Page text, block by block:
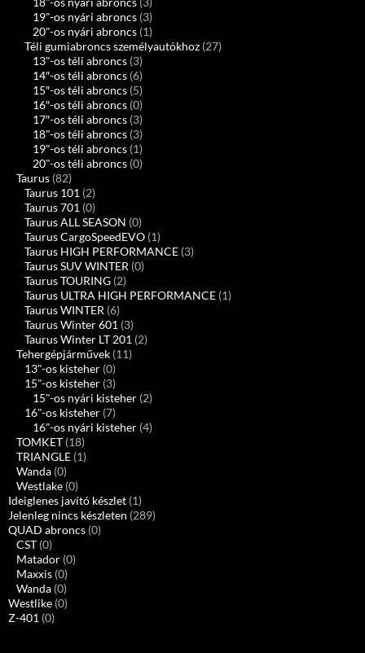
19"-os nyári abroncs (3)
20"-os nyári abroncs (1)
Téli gumiabroncs személyautókhoz (27)
13"-os téli abroncs (3)
14″-os téli abroncs (6)
15″-os téli abroncs (5)
16″-os téli abroncs (0)
17″-os téli abroncs (3)
18"-os téli abroncs (3)
19"-os téli abroncs (1)
20"-os téli abroncs (0)
Taurus (82)
Taurus 101 (2)
Taurus 701 (0)
Taurus ALL SEASON (0)
Taurus CargoSpeedEVO (1)
Taurus HIGH PERFORMANCE (3)
Taurus SUV WINTER (0)
Taurus TOURING (2)
Taurus ULTRA HIGH PERFORMANCE (1)
Taurus WINTER (6)
Taurus Winter 601 (3)
Taurus Winter LT 201 (2)
Tehergépjárművek (11)
13"-os kisteher (0)
15"-os kisteher (3)
15"-os nyári kisteher (2)
16"-os kisteher (7)
16"-os nyári kisteher (4)
TOMKET (18)
TRIANGLE (1)
Wanda (0)
Westlake (0)
Ideiglenes javító készlet (1)
Jelenleg nincs készleten (289)
QUAD abroncs (0)
CST (0)
Matador (0)
Maxxis (0)
Wanda (0)
Westlike (0)
Z-401 (0)